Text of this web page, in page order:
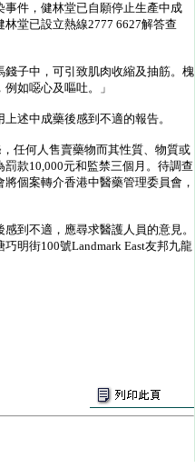
件，健林堂已自願停止生產中成
堂已設立熱線2777 6627解答查
子中，可引致肌肉收縮及抽筋。槐
如噁心及嘔吐。」
述中成藥後感到不適的報告。
任何人售賣藥物而其性質、物質或
款10,000元和監禁三個月。待調查
個案轉介香港中醫藥管理委員會，
到不適，應尋求醫護人員的意見。
明街100號Landmark East友邦九龍